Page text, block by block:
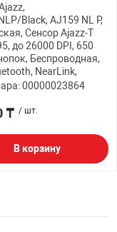
Black, AJ159 NL P,
Сенсор Ajazz-T
до 26000 DPI, 650
Беспроводная,
NearLink,
00000023864
₸ / шт.
В корзину